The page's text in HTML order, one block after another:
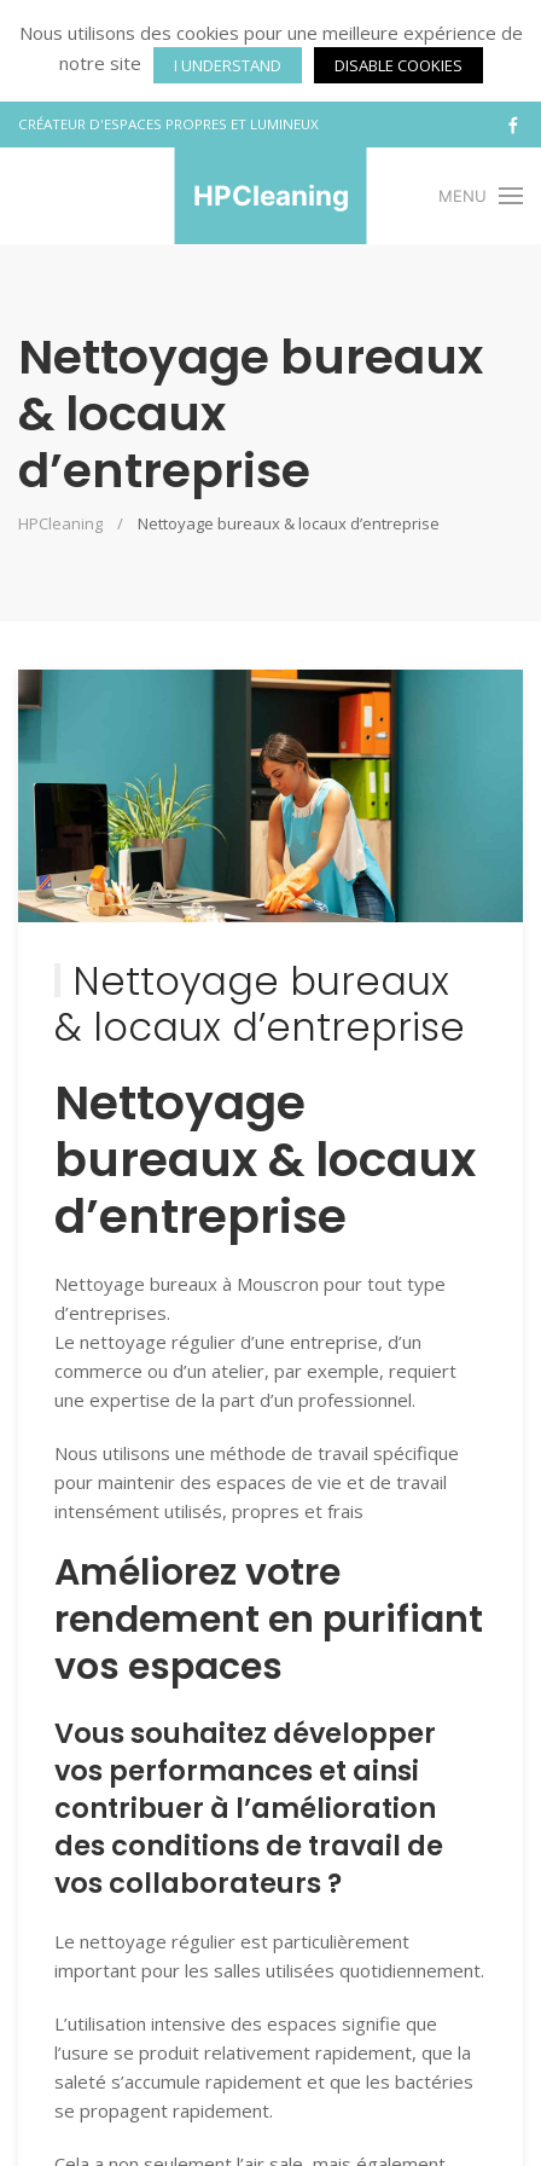
Nous utilisons des cookies pour une meilleure expérience de
notre site
I UNDERSTAND DISABLE COOKIES
CRÉATEUR D'ESPACES PROPRES ET LUMINEUX
HPCleaning MENU
Nettoyage bureaux
& locaux
d’entreprise
HPCleaning Nettoyage bureaux & locaux d’entreprise
Nettoyage bureaux
& locaux d’entreprise
Nettoyage
bureaux & locaux
d’entreprise
Nettoyage bureaux à Mouscron pour tout type
d’entreprises.
Le nettoyage régulier d’une entreprise, d’un
commerce ou d’un atelier, par exemple, requiert
une expertise de la part d’un professionnel.
Nous utilisons une méthode de travail spécifique
pour maintenir des espaces de vie et de travail
intensément utilisés, propres et frais
Améliorez votre
rendement en purifiant
vos espaces
Vous souhaitez développer
vos performances et ainsi
contribuer à l’amélioration
des conditions de travail de
vos collaborateurs ?
Le nettoyage régulier est particulièrement
important pour les salles utilisées quotidiennement.
L’utilisation intensive des espaces signifie que
l’usure se produit relativement rapidement, que la
saleté s’accumule rapidement et que les bactéries
se propagent rapidement.